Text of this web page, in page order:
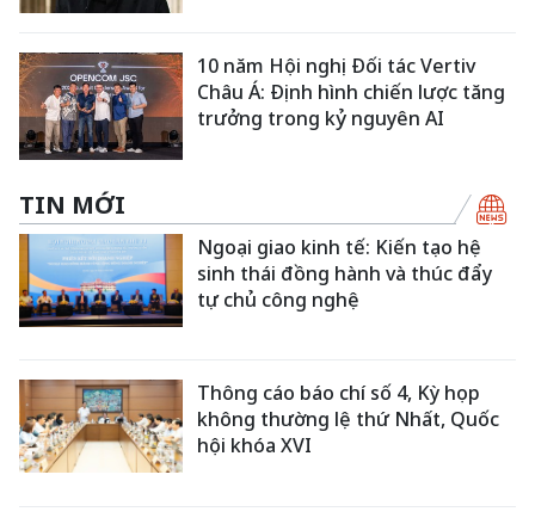
10 năm Hội nghị Đối tác Vertiv
Châu Á: Định hình chiến lược tăng
trưởng trong kỷ nguyên AI
TIN MỚI
Ngoại giao kinh tế: Kiến tạo hệ
sinh thái đồng hành và thúc đẩy
tự chủ công nghệ
Thông cáo báo chí số 4, Kỳ họp
không thường lệ thứ Nhất, Quốc
hội khóa XVI